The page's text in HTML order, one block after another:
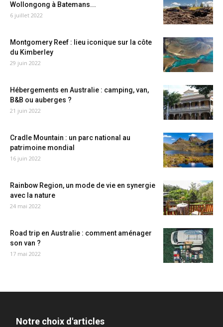
Wollongong à Batemans...
6 juillet 2022
Montgomery Reef : lieu iconique sur la côte
du Kimberley
29 juin 2022
Hébergements en Australie : camping, van,
B&B ou auberges ?
21 juin 2022
Cradle Mountain : un parc national au
patrimoine mondial
16 juin 2022
Rainbow Region, un mode de vie en synergie
avec la nature
24 mai 2022
Road trip en Australie : comment aménager
son van ?
17 mai 2022
Notre choix d'articles